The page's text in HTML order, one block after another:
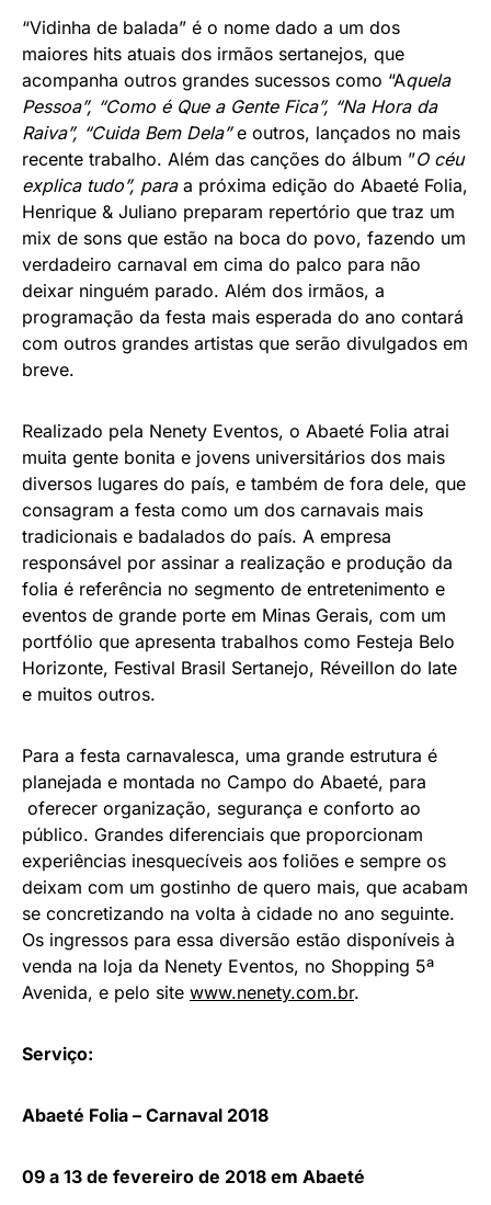
“Vidinha de balada” é o nome dado a um dos
maiores hits atuais dos irmãos sertanejos, que
acompanha outros grandes sucessos como “Aquela
Pessoa”, “Como é Que a Gente Fica”, “Na Hora da
Raiva”, “Cuida Bem Dela”e outros, lançados no mais
recente trabalho. Além das canções do álbum ”O céu
explica tudo”, para a próxima edição do Abaeté Folia,
Henrique & Juliano preparam repertório que traz um
mix de sons que estão na boca do povo, fazendo um
verdadeiro carnaval em cima do palco para não
deixar ninguém parado. Além dos irmãos, a
programação da festa mais esperada do ano contará
com outros grandes artistas que serão divulgados em
breve.
Realizado pela Nenety Eventos, o Abaeté Folia atrai
muita gente bonita e jovens universitários dos mais
diversos lugares do país, e também de fora dele, que
consagram a festa como um dos carnavais mais
tradicionais e badalados do país. A empresa
responsável por assinar a realização e produção da
folia é referência no segmento de entretenimento e
eventos de grande porte em Minas Gerais, com um
portfólio que apresenta trabalhos como Festeja Belo
Horizonte, Festival Brasil Sertanejo, Réveillon do Iate
e muitos outros.
Para a festa carnavalesca, uma grande estrutura é
planejada e montada no Campo do Abaeté, para
oferecer organização, segurança e conforto ao
público. Grandes diferenciais que proporcionam
experiências inesquecíveis aos foliões e sempre os
deixam com um gostinho de quero mais, que acabam
se concretizando na volta à cidade no ano seguinte.
Os ingressos para essa diversão estão disponíveis à
venda na loja da Nenety Eventos, no Shopping 5ª
Avenida, e pelo site www.nenety.com.br.
Serviço:
Abaeté Folia – Carnaval 2018
09 a 13 de fevereiro de 2018 em Abaeté